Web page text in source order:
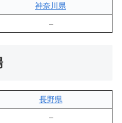
神奈川県
–
長野県
–